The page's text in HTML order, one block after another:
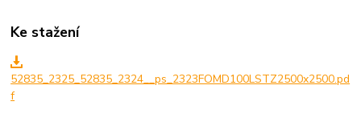
Ke stažení
52835_2325_52835_2324__ps_2323FOMD100LSTZ2500x2500.pd
f